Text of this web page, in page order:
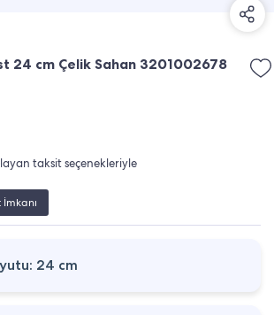
24 cm Çelik Sahan 3201002678
taksit seçenekleriyle
İmkanı
24 cm